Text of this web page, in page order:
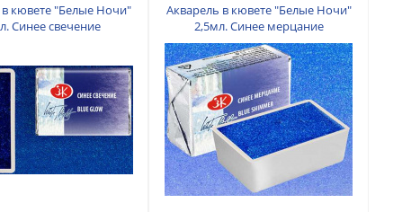
кювете "Белые Ночи"
Синее свечение
Акварель в кювете "Белые Ночи"
2,5мл. Синее мерцание